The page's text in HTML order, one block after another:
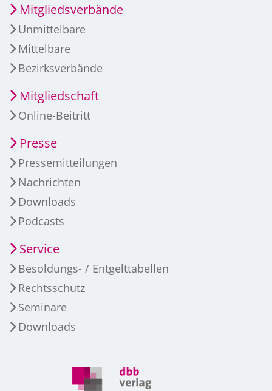
Mitgliedsverbände
Unmittelbare
Mittelbare
Bezirksverbände
Mitgliedschaft
Online-Beitritt
Presse
Pressemitteilungen
Nachrichten
Downloads
Podcasts
Service
Besoldungs- / Entgelttabellen
Rechtsschutz
Seminare
Downloads